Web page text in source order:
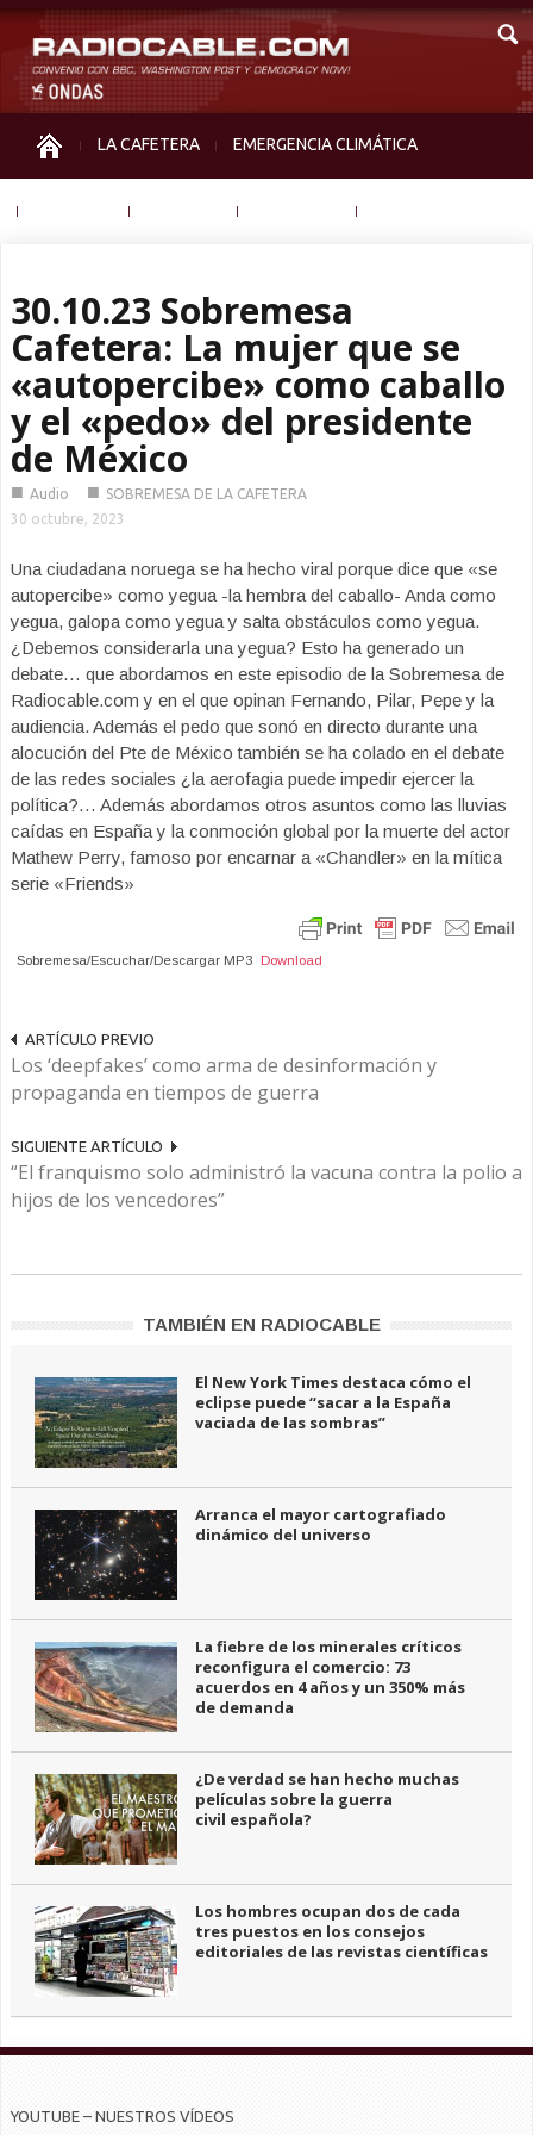
LA CAFETERA EMERGENCIA CLIMÁTICA
30.10.23 Sobremesa
Cafetera: La mujer que se
«autopercibe» como caballo
y el «pedo» del presidente
de México
■ Audio ■ SOBREMESA DE LA CAFETERA
30 octubre, 2023
Una ciudadana noruega se ha hecho viral porque dice que «se
autopercibe» como yegua -la hembra del caballo- Anda como
yegua, galopa como yegua y salta obstáculos como yegua.
¿Debemos considerarla una yegua? Esto ha generado un
debate… que abordamos en este episodio de la Sobremesa de
Radiocable.com y en el que opinan Fernando, Pilar, Pepe y la
audiencia. Además el pedo que sonó en directo durante una
alocución del Pte de México también se ha colado en el debate
de las redes sociales ¿la aerofagia puede impedir ejercer la
política?… Además abordamos otros asuntos como las lluvias
caídas en España y la conmoción global por la muerte del actor
Mathew Perry, famoso por encarnar a «Chandler» en la mítica
serie «Friends»
Sobremesa/Escuchar/Descargar MP3 Download
ARTÍCULO PREVIO
Los ‘deepfakes’ como arma de desinformación y
propaganda en tiempos de guerra
SIGUIENTE ARTÍCULO
“El franquismo solo administró la vacuna contra la polio a
hijos de los vencedores”
TAMBIÉN EN RADIOCABLE
El New York Times destaca cómo el
eclipse puede “sacar a la España
vaciada de las sombras”
Arranca el mayor cartografiado
dinámico del universo
La fiebre de los minerales críticos
reconfigura el comercio: 73
acuerdos en 4 años y un 350% más
de demanda
¿De verdad se han hecho muchas
películas sobre la guerra
civil española?
Los hombres ocupan dos de cada
tres puestos en los consejos
editoriales de las revistas científicas
YOUTUBE – NUESTROS VÍDEOS